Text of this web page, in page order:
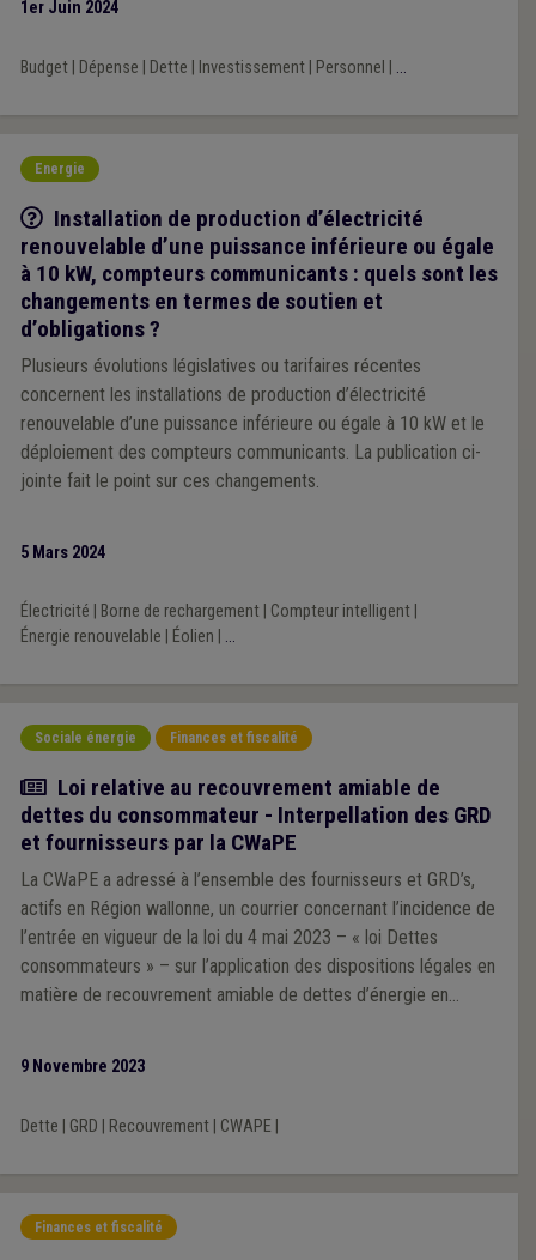
1er Juin 2024
Budget| Dépense Dette Investissement| Personnel ...
Energie
Q/R
Installation de production d’électricité
renouvelable d’une puissance inférieure ou égale
à 10 kW, compteurs communicants : quels sont les
changements en termes de soutien et
d’obligations ?
Plusieurs évolutions législatives ou tarifaires récentes
concernent les installations de production d’électricité
renouvelable d’une puissance inférieure ou égale à 10 kW et le
déploiement des compteurs communicants. La publication ci-
jointe fait le point sur ces changements.
5 Mars 2024
Électricité Borne de rechargement| Compteur intelligent|
Énergie renouvelable
Éolien ...
Sociale énergie Finances et fiscalité
Actualité
Loi relative au recouvrement amiable de
dettes du consommateur - Interpellation des GRD
et fournisseurs par la CWaPE
La CWaPE a adressé à l’ensemble des fournisseurs et GRD’s,
actifs en Région wallonne, un courrier concernant l’incidence de
l’entrée en vigueur de la loi du 4 mai 2023 – « loi Dettes
consommateurs » – sur l’application des dispositions légales en
matière de recouvrement amiable de dettes d’énergie en
9 Novembre 2023
Dette GRD Recouvrement| CWAPE
Finances et fiscalité